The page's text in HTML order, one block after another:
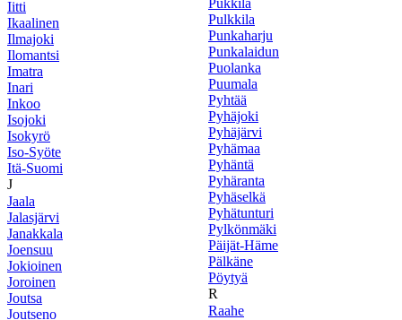
Iitti
Ikaalinen
Ilmajoki
Ilomantsi
Imatra
Inari
Inkoo
Isojoki
Isokyrö
Iso-Syöte
Itä-Suomi
J
Jaala
Jalasjärvi
Janakkala
Joensuu
Jokioinen
Joroinen
Joutsa
Joutseno
Pulkkila
Punkaharju
Punkalaidun
Puolanka
Puumala
Pyhtää
Pyhäjoki
Pyhäjärvi
Pyhämaa
Pyhäntä
Pyhäranta
Pyhäselkä
Pyhätunturi
Pylkönmäki
Päijät-Häme
Pälkäne
Pöytyä
R
Raahe